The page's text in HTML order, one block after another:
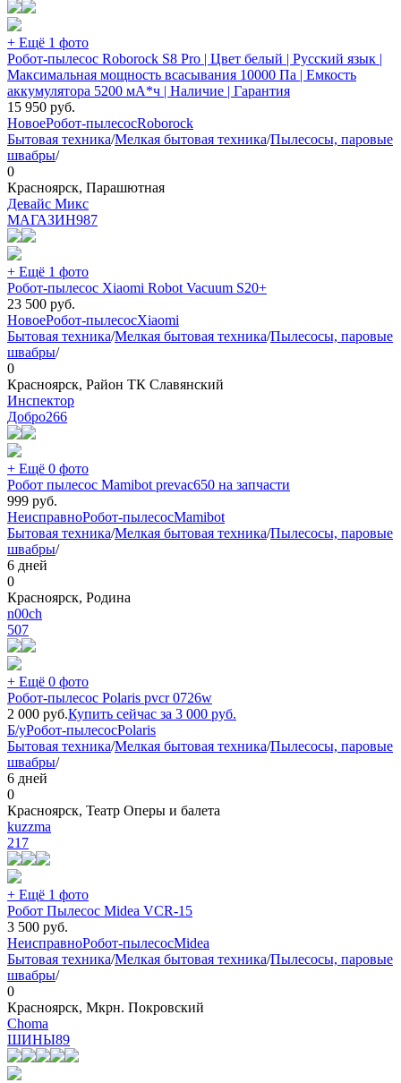
+ Ещё 1 фото
Робот-пылесос Roborock S8 Pro | Цвет белый | Русский язык |
Максимальная мощность всасывания 10000 Па | Емкость
аккумулятора 5200 мА*ч | Наличие | Гарантия
15 950 руб.
НовоеРобот-пылесосRoborock
Бытовая техника/Мелкая бытовая техника/Пылесосы, паровые
швабры/
0
Красноярск, Парашютная
Девайс Микс
МАГАЗИН987
+ Ещё 1 фото
Робот-пылесос Xiaomi Robot Vacuum S20+
23 500 руб.
НовоеРобот-пылесосXiaomi
Бытовая техника/Мелкая бытовая техника/Пылесосы, паровые
швабры/
0
Красноярск, Район ТК Славянский
Инспектор
Добро266
+ Ещё 0 фото
Робот пылесос Mamibot prevac650 на запчасти
999 руб.
НеисправноРобот-пылесосMamibot
Бытовая техника/Мелкая бытовая техника/Пылесосы, паровые
швабры/
6 дней
0
Красноярск, Родина
n00ch
507
+ Ещё 0 фото
Робот-пылесос Polaris pvcr 0726w
2 000 руб.Купить сейчас за 3 000 руб.
Б/уРобот-пылесосPolaris
Бытовая техника/Мелкая бытовая техника/Пылесосы, паровые
швабры/
6 дней
0
Красноярск, Театр Оперы и балета
kuzzma
217
+ Ещё 1 фото
Робот Пылесос Midea VCR-15
3 500 руб.
НеисправноРобот-пылесосMidea
Бытовая техника/Мелкая бытовая техника/Пылесосы, паровые
швабры/
0
Красноярск, Мкрн. Покровский
Choma
ШИНЫ89